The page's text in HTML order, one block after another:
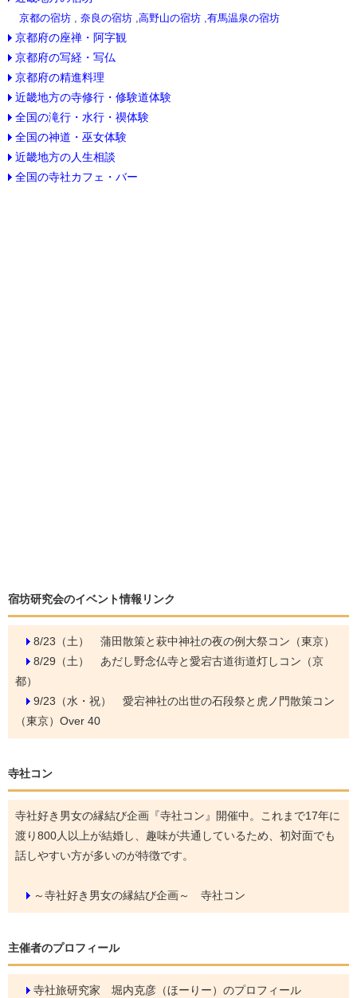
京都の宿坊 奈良の宿坊 高野山の宿坊 有馬温泉の宿坊
京都府の座禅・阿字観
京都府の写経・写仏
京都府の精進料理
近畿地方の寺修行・修験道体験
全国の滝行・水行・禊体験
全国の神道・巫女体験
近畿地方の人生相談
全国の寺社カフェ・バー
宿坊研究会のイベント情報リンク
8/23（土） 蒲田散策と萩中神社の夜の例大祭コン（東京）
8/29（土） あだし野念仏寺と愛宕古道街道灯しコン（京
都）
9/23（水・祝） 愛宕神社の出世の石段祭と虎ノ門散策コン
（東京）Over 40
寺社コン
寺社好き男女の縁結び企画『寺社コン』開催中。これまで17年に
渡り800人以上が結婚し、趣味が共通しているため、初対面でも
話しやすい方が多いのが特徴です。
～寺社好き男女の縁結び企画～ 寺社コン
主催者のプロフィール
寺社旅研究家 堀内克彦（ほーりー）のプロフィール